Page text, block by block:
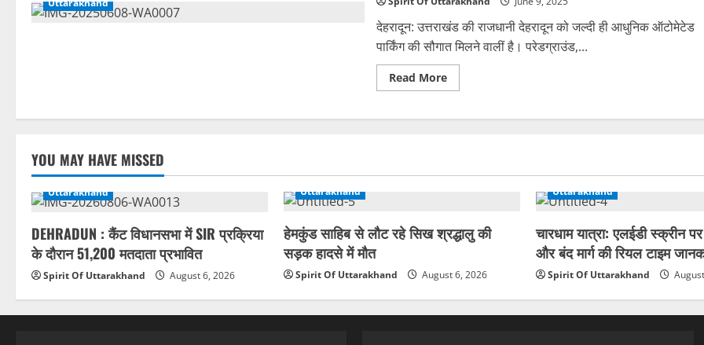
एक
ढाबे
पर
जाकर
रुका
देहरादून: उत्तराखंड की राजधानी देहरादून को जल्दी ही आधुनिक ऑटोमेटेड
पार्किंग की सौगात मिलने वालीं है। परेडग्राउंड,...
Read MoreRead
more
में
को
आदेश
|
YOU MAY HAVE MISSED
Uttarakhand
DEHRADUN : कैंट विधानसभा में SIR प्रक्रिया
के दौरान 51,200 मतदाता प्रभावित
Spirit Of Uttarakhand August 6, 2026
Uttarakhand
हेमकुंड साहिब से लौट रहे सिख श्रद्धालु की
सड़क हादसे में मौत
Spirit Of Uttarakhand August 6, 2026
Uttarakhand
चारधाम यात्रा: एलईडी स्क्रीन
और बंद मार्ग की रियल टाइम
Spirit Of Uttarakhand